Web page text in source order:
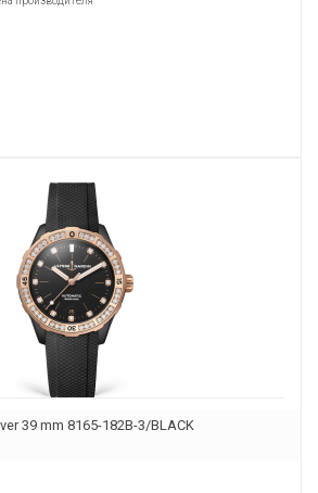
39 mm 8165-182B-3/BLACK